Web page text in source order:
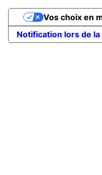
Notification lors de
Vos choix en